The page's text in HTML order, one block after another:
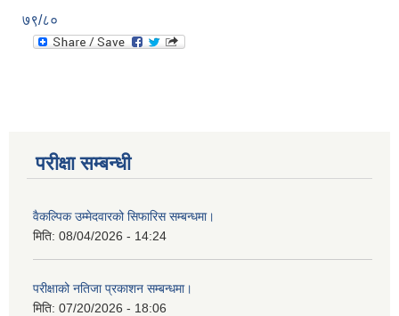
७९/८०
परीक्षा सम्बन्धी
वैकल्पिक उम्मेदवारको सिफारिस सम्बन्धमा।
मिति: 08/04/2026 - 14:24
परीक्षाको नतिजा प्रकाशन सम्बन्धमा।
मिति: 07/20/2026 - 18:06